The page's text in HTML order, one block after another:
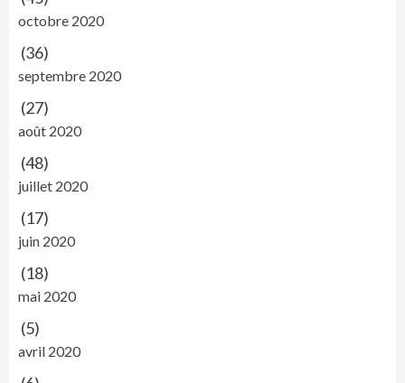
octobre 2020
(36)
septembre 2020
(27)
août 2020
(48)
juillet 2020
(17)
juin 2020
(18)
mai 2020
(5)
avril 2020